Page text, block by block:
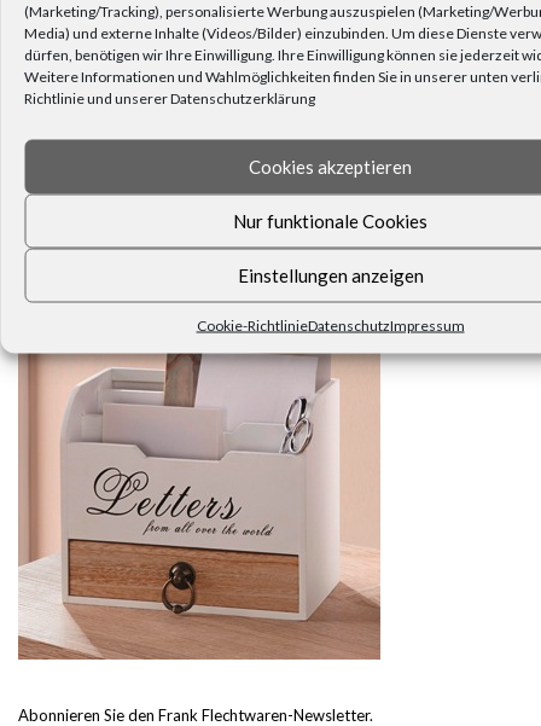
(Marketing/Tracking), personalisierte Werbung auszuspielen (Marketing/
Media) und externe Inhalte (Videos/Bilder) einzubinden. Um diese Dienste
dürfen, benötigen wir Ihre Einwilligung. Ihre Einwilligung können sie jederzeit
Weitere Informationen und Wahlmöglichkeiten finden Sie in unserer unten
Richtlinie und unserer Datenschutzerklärung
Cookies akzeptieren
Nur funktionale Cookies
Einstellungen anzeigen
Cookie-RichtlinieDatenschutzImpressum
Dann schreiben Sie uns. Unser Kundenservice ist für Sie da.
Abonnieren Sie den Frank Flechtwaren-Newsletter.